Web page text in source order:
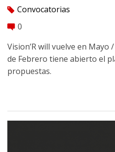
tag Convocatorias
comment 0
Vision’R will vuelve en Mayo
de Febrero tiene abierto el
propuestas.